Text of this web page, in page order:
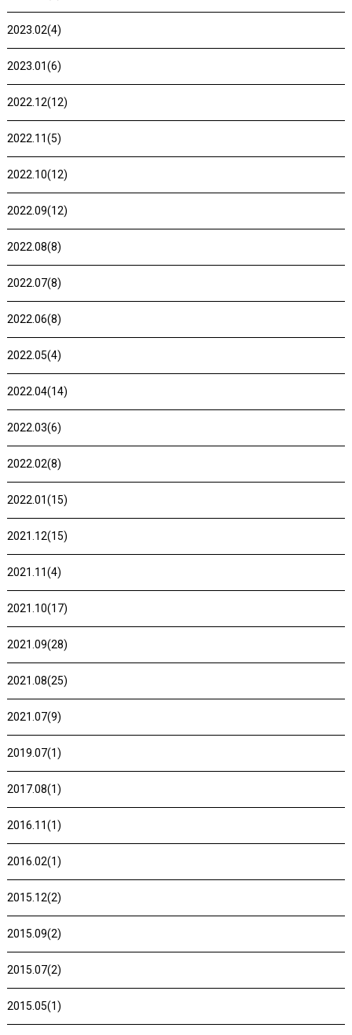
2023.02(4)
2023.01(6)
2022.12(12)
2022.11(5)
2022.10(12)
2022.09(12)
2022.08(8)
2022.07(8)
2022.06(8)
2022.05(4)
2022.04(14)
2022.03(6)
2022.02(8)
2022.01(15)
2021.12(15)
2021.11(4)
2021.10(17)
2021.09(28)
2021.08(25)
2021.07(9)
2019.07(1)
2017.08(1)
2016.11(1)
2016.02(1)
2015.12(2)
2015.09(2)
2015.07(2)
2015.05(1)